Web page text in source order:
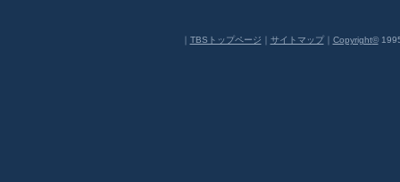
TBSトップページ サイトマップ｜ Copyright©